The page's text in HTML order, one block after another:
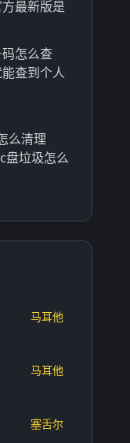
最新版是
怎么查
能查到个人
么清理
盘垃圾怎么
马耳他
马耳他
塞舌尔